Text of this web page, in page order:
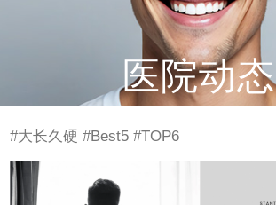
医院动态
#大长久硬 #Best5 #TOP6